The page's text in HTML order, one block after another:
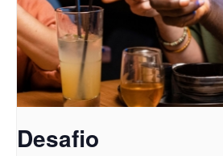
Desafio